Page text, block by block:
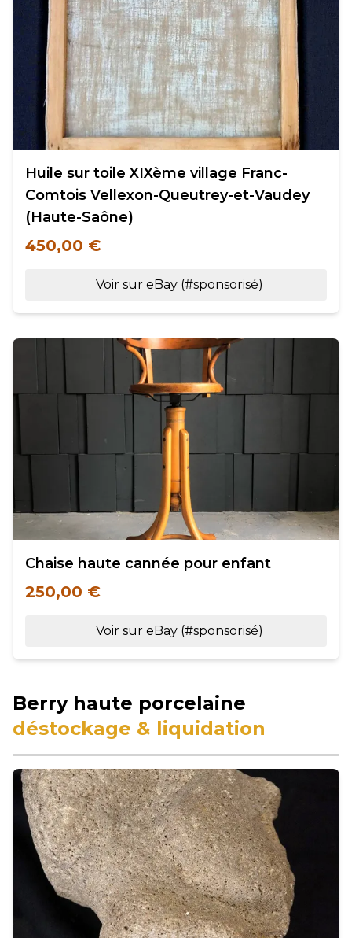
Huile sur toile XIXème village Franc-
Comtois Vellexon-Queutrey-et-Vaudey
(Haute-Saône)
450,00 €
Voir sur eBay (#sponsorisé)
Chaise haute cannée pour enfant
250,00 €
Voir sur eBay (#sponsorisé)
Berry haute porcelaine
déstockage & liquidation